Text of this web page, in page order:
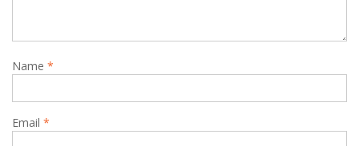
Name *
Email *